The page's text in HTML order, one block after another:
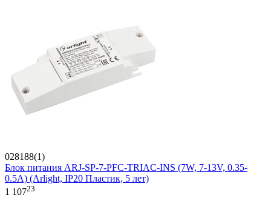
028188(1)
Блок питания ARJ-SP-7-PFC-TRIAC-INS (7W, 7-13V, 0.35-
0.5A) (Arlight, IP20 Пластик, 5 лет)
1 10723